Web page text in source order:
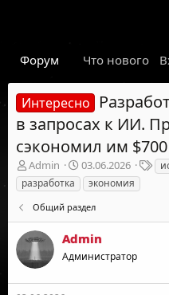
Форум Что нового
Интересно
в запросах к ИИ.
сэкономил им
А
в
т
о
р
т
е
м
Admin
Д
а
т
а
н
а
а
03.06.2026
Т
е
разработка
экономия
Общий раздел
Admin
Администратор